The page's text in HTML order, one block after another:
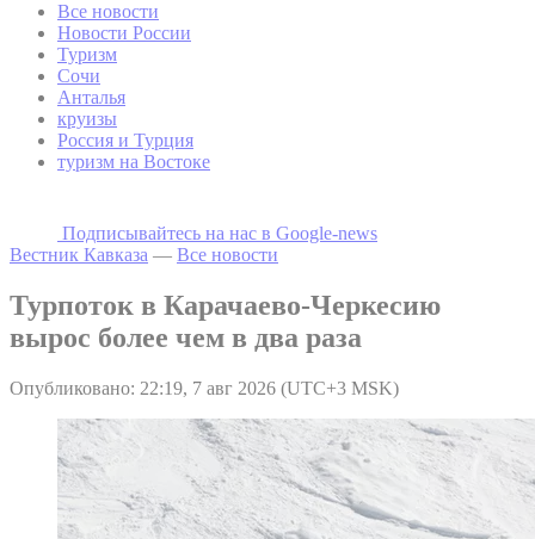
Все новости
Новости России
Туризм
Сочи
Анталья
круизы
Россия и Турция
туризм на Востоке
Подписывайтесь на наc в Google-news
Вестник Кавказа — Все новости
Турпоток в Карачаево-Черкесию
вырос более чем в два раза
Опубликовано: 22:19, 7 авг 2026 (UTC+3 MSK)